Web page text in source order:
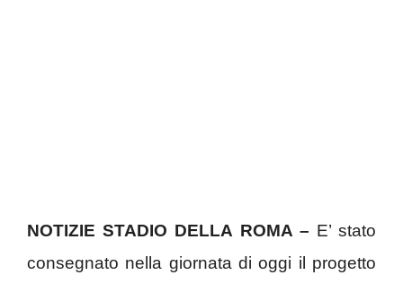
NOTIZIE STADIO DELLA ROMA – E’ stato
consegnato nella giornata di oggi il progetto